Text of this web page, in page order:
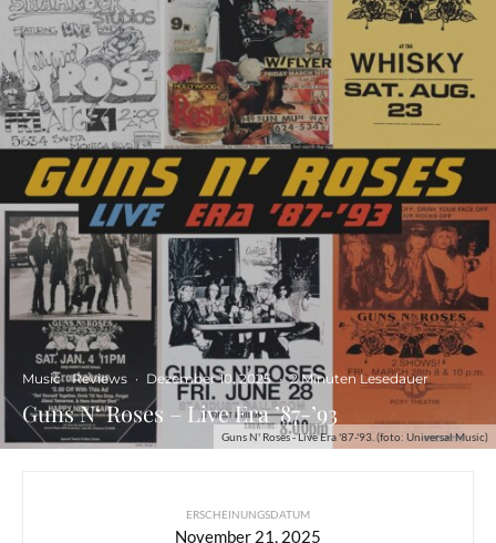
Guns N' Roses - Live Era '87-'93. (foto: Universal Music)
Music Reviews · Dezember 10, 2025 · 2 Minuten Lesedauer
Guns N‘ Roses – Live Era ’87-’93
ERSCHEINUNGSDATUM
November 21, 2025